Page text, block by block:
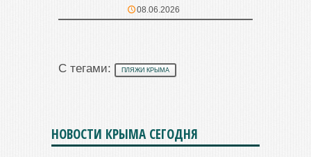
08.06.2026
С тегами: ПЛЯЖИ КРЫМА
НОВОСТИ КРЫМА СЕГОДНЯ